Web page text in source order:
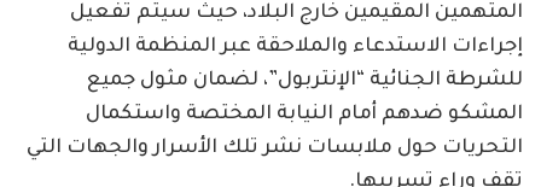
المتهمين المقيمين خارج البلاد، حيث سيتم تفعيل
إجراءات الاستدعاء والملاحقة عبر المنظمة الدولية
للشرطة الجنائية “الإنتربول”، لضمان مثول جميع
المشكو ضدهم أمام النيابة المختصة واستكمال
التحريات حول ملابسات نشر تلك الأسرار والجهات التي
تقف وراء تسريبها.